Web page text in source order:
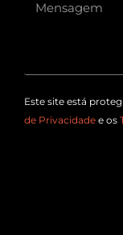
Este site está
de Privacidade e os